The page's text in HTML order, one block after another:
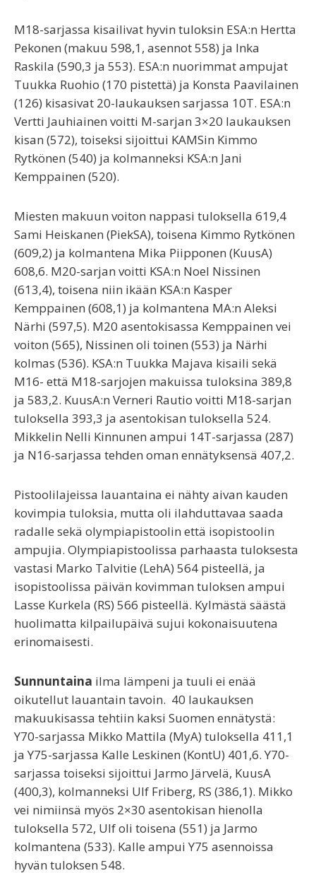
M18-sarjassa kisailivat hyvin tuloksin ESA:n Hertta
Pekonen (makuu 598,1, asennot 558) ja Inka
Raskila (590,3 ja 553). ESA:n nuorimmat ampujat
Tuukka Ruohio (170 pistettä) ja Konsta Paavilainen
(126) kisasivat 20-laukauksen sarjassa 10T. ESA:n
Vertti Jauhiainen voitti M-sarjan 3×20 laukauksen
kisan (572), toiseksi sijoittui KAMSin Kimmo
Rytkönen (540) ja kolmanneksi KSA:n Jani
Kemppainen (520).
Miesten makuun voiton nappasi tuloksella 619,4
Sami Heiskanen (PiekSA), toisena Kimmo Rytkönen
(609,2) ja kolmantena Mika Piipponen (KuusA)
608,6. M20-sarjan voitti KSA:n Noel Nissinen
(613,4), toisena niin ikään KSA:n Kasper
Kemppainen (608,1) ja kolmantena MA:n Aleksi
Närhi (597,5). M20 asentokisassa Kemppainen vei
voiton (565), Nissinen oli toinen (553) ja Närhi
kolmas (536). KSA:n Tuukka Majava kisaili sekä
M16- että M18-sarjojen makuissa tuloksina 389,8
ja 583,2. KuusA:n Verneri Rautio voitti M18-sarjan
tuloksella 393,3 ja asentokisan tuloksella 524.
Mikkelin Nelli Kinnunen ampui 14T-sarjassa (287)
ja N16-sarjassa tehden oman ennätyksensä 407,2.
Pistoolilajeissa lauantaina ei nähty aivan kauden
kovimpia tuloksia, mutta oli ilahduttavaa saada
radalle sekä olympiapistoolin että isopistoolin
ampujia. Olympiapistoolissa parhaasta tuloksesta
vastasi Marko Talvitie (LehA) 564 pisteellä, ja
isopistoolissa päivän kovimman tuloksen ampui
Lasse Kurkela (RS) 566 pisteellä. Kylmästä säästä
huolimatta kilpailupäivä sujui kokonaisuutena
erinomaisesti.
Sunnuntaina ilma lämpeni ja tuuli ei enää
oikutellut lauantain tavoin. 40 laukauksen
makuukisassa tehtiin kaksi Suomen ennätystä:
Y70-sarjassa Mikko Mattila (MyA) tuloksella 411,1
ja Y75-sarjassa Kalle Leskinen (KontU) 401,6. Y70-
sarjassa toiseksi sijoittui Jarmo Järvelä, KuusA
(400,3), kolmanneksi Ulf Friberg, RS (386,1). Mikko
vei nimiinsä myös 2×30 asentokisan hienolla
tuloksella 572, Ulf oli toisena (551) ja Jarmo
kolmantena (533). Kalle ampui Y75 asennoissa
hyvän tuloksen 548.